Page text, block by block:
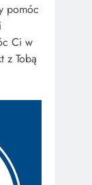
pomóc
Ci w
z Tobą